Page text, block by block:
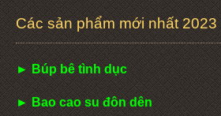
Các sản phẩm mới nhất 2023
► Búp bê tình dục
► Bao cao su đôn dên